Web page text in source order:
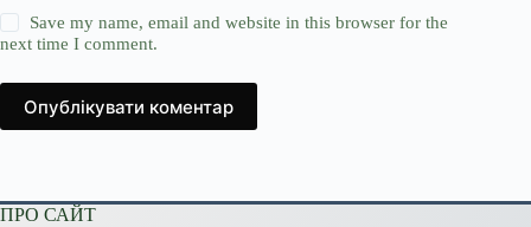
Save my name, email and website in this browser for the
next time I comment.
Опублікувати коментар
ПРО САЙТ